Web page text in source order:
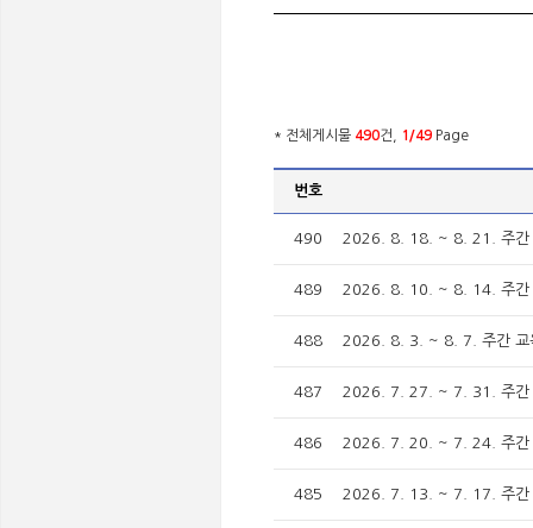
* 전체게시물 490건, 1/49 Page
번호
490 2026. 8. 18. ~ 8. 21. 주간
489 2026. 8. 10. ~ 8. 14. 주간
488 2026. 8. 3. ~ 8. 7. 주간 교
487 2026. 7. 27. ~ 7. 31. 주간
486 2026. 7. 20. ~ 7. 24. 주간
485 2026. 7. 13. ~ 7. 17. 주간